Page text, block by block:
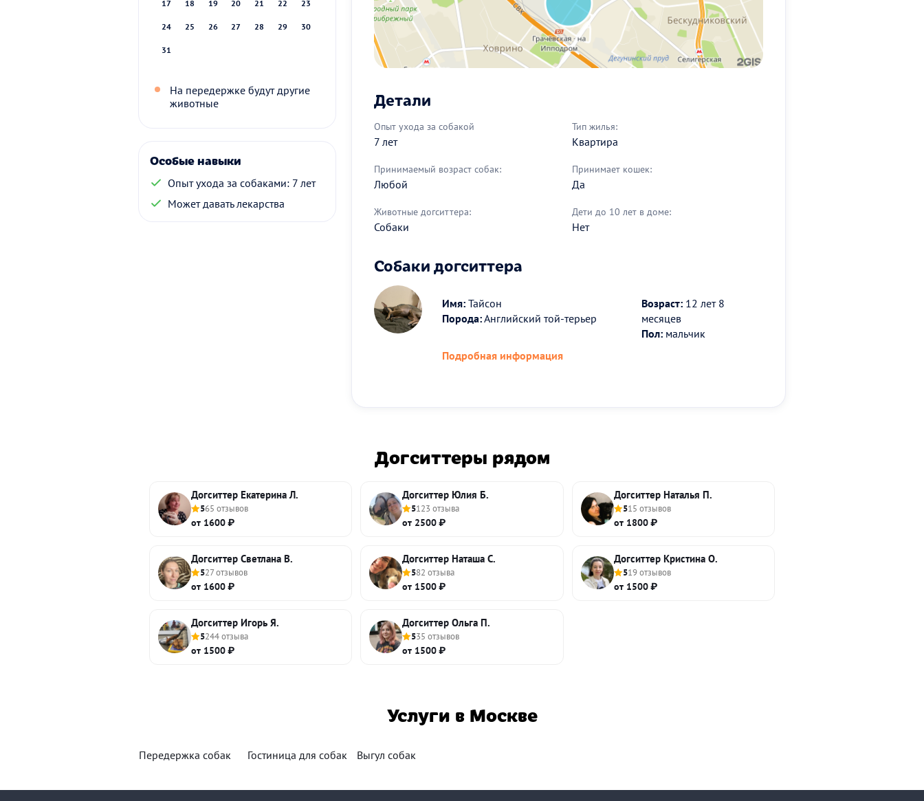
17 18 19 20 21 22 23
24 25 26 27 28 29 30
31
На передержке будут другие
животные
Особые навыки
Опыт ухода за собаками: 7 лет
Может давать лекарства
Детали
Опыт ухода за собакой
7 лет
Тип жилья:
Квартира
Принимаемый возраст собак:
Любой
Принимает кошек:
Да
Животные догситтера:
Собаки
Дети до 10 лет в доме:
Нет
Собаки догситтера
Имя: Тайсон
Порода:Английский той-терьер
Возраст: 12 лет 8
месяцев
Пол: мальчик
Подробная информация
Догситтеры рядом
Догситтер Екатерина Л.
565 отзывов
от 1600 ₽
Догситтер Юлия Б.
5123 отзыва
от 2500 ₽
Догситтер Наталья П.
515 отзывов
от 1800 ₽
Догситтер Светлана В.
527 отзывов
от 1600 ₽
Догситтер Наташа С.
582 отзыва
от 1500 ₽
Догситтер Кристина О.
519 отзывов
от 1500 ₽
Догситтер Игорь Я.
5244 отзыва
от 1500 ₽
Догситтер Ольга П.
535 отзывов
от 1500 ₽
Услуги в Москве
Передержка собак Гостиница для собак Выгул собак